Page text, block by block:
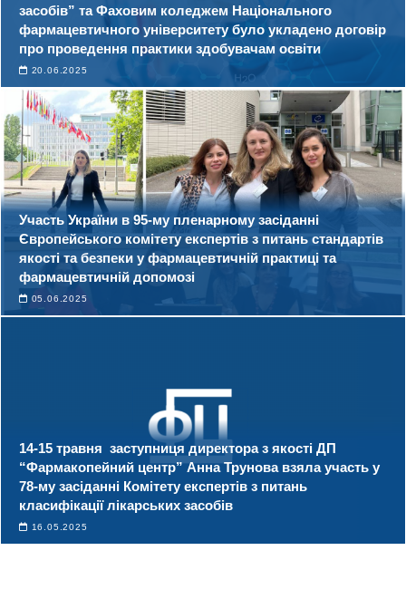
засобів” та Фаховим коледжем Національного
фармацевтичного університету було укладено договір
про проведення практики здобувачам освіти
20.06.2025
Участь України в 95-му пленарному засіданні
Європейського комітету експертів з питань стандартів
якості та безпеки у фармацевтичній практиці та
фармацевтичній допомозі
05.06.2025
14-15 травня заступниця директора з якості ДП
“Фармакопейний центр” Анна Трунова взяла участь у
78-му засіданні Комітету експертів з питань
класифікації лікарських засобів
16.05.2025